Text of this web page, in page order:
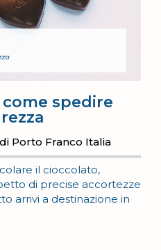
spedire
Porto Franco Italia
il cioccolato,
di precise accortezze
arrivi a destinazione in